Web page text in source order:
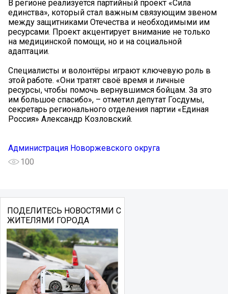
В регионе реализуется партийный проект «Сила
единства», который стал важным связующим звеном
между защитниками Отечества и необходимыми им
ресурсами. Проект акцентирует внимание не только
на медицинской помощи, но и на социальной
адаптации.
Специалисты и волонтёры играют ключевую роль в
этой работе. «Они тратят своё время и личные
ресурсы, чтобы помочь вернувшимся бойцам. За это
им большое спасибо», – отметил депутат Госдумы,
секретарь регионального отделения партии «Единая
Россия» Александр Козловский.
Администрация Новоржевского округа
100
ПОДЕЛИТЕСЬ НОВОСТЯМИ С
ЖИТЕЛЯМИ ГОРОДА